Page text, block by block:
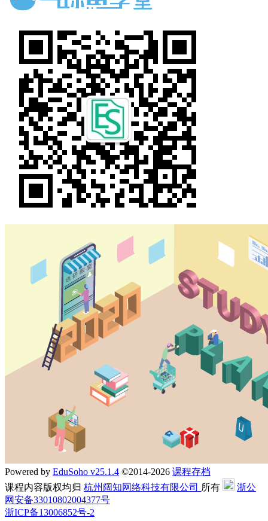
Powered by EduSoho v25.1.4 ©2014-2026 课程存档
课程内容版权均归 杭州阔知网络科技有限公司 所有
浙公
网安备33010802004377号
浙ICP备13006852号-2